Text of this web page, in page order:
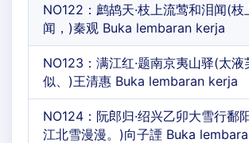
NO122：鹧鸪天·枝上流莺和泪闻(枝
闻，)秦观 Buka lembaran kerja
NO123：满江红·题南京夷山驿(太液
似、)王清惠 Buka lembaran kerja
NO124：阮郎归·绍兴乙卯大雪行鄱
江北雪漫漫。)向子諲 Buka